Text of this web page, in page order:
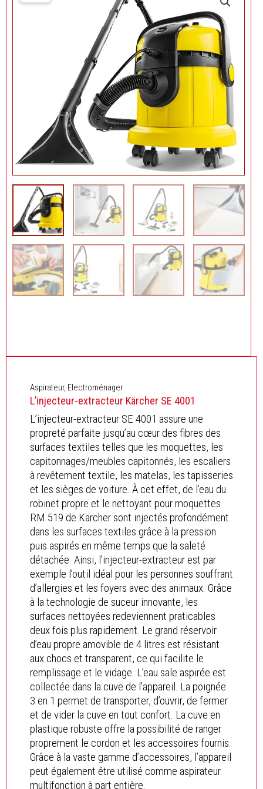
Aspirateur, Electroménager
L’injecteur-extracteur Kärcher SE 4001
L’injecteur-extracteur SE 4001 assure une
propreté parfaite jusqu’au cœur des fibres des
surfaces textiles telles que les moquettes, les
capitonnages/meubles capitonnés, les escaliers
à revêtement textile, les matelas, les tapisseries
et les sièges de voiture. À cet effet, de l’eau du
robinet propre et le nettoyant pour moquettes
RM 519 de Kärcher sont injectés profondément
dans les surfaces textiles grâce à la pression
puis aspirés en même temps que la saleté
détachée. Ainsi, l’injecteur-extracteur est par
exemple l’outil idéal pour les personnes souffrant
d’allergies et les foyers avec des animaux. Grâce
à la technologie de suceur innovante, les
surfaces nettoyées redeviennent praticables
deux fois plus rapidement. Le grand réservoir
d’eau propre amovible de 4 litres est résistant
aux chocs et transparent, ce qui facilite le
remplissage et le vidage. L’eau sale aspirée est
collectée dans la cuve de l’appareil. La poignée
3 en 1 permet de transporter, d’ouvrir, de fermer
et de vider la cuve en tout confort. La cuve en
plastique robuste offre la possibilité de ranger
proprement le cordon et les accessoires fournis.
Grâce à la vaste gamme d’accessoires, l’appareil
peut également être utilisé comme aspirateur
multifonction à part entière.